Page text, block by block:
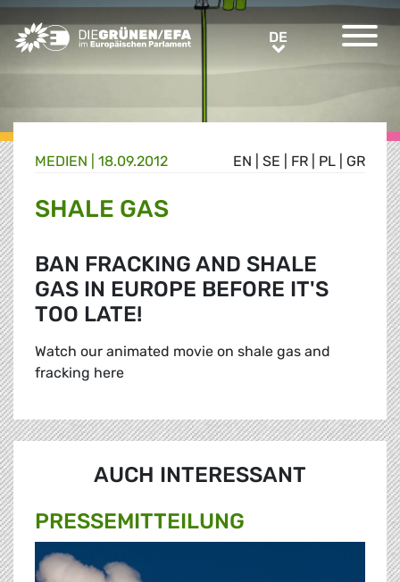
Greens/EFA Home DEDE
EN SE FR PL GR
MEDIEN 18.09.2012
SHALE GAS
BAN FRACKING AND SHALE
GAS IN EUROPE BEFORE IT'S
TOO LATE!
Watch our animated movie on shale gas and
fracking here
AUCH INTERESSANT
PRESSE­MITTEILUNG